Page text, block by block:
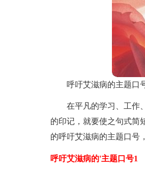
呼吁艾滋病的主题口
在平凡的学习、工作
的印记，就要使之句式简
的呼吁艾滋病的主题口号
呼吁艾滋病的'主题口号1